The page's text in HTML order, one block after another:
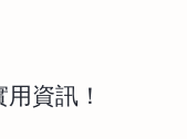
資訊！